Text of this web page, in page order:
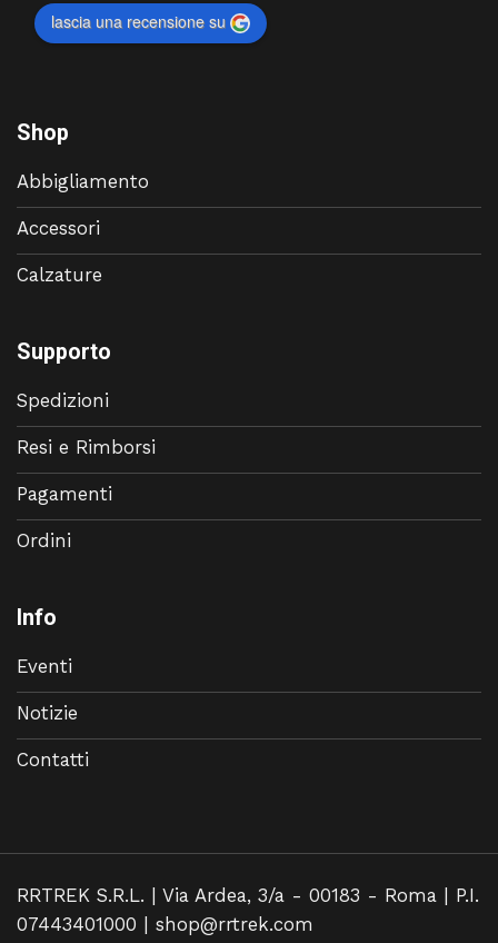
lascia una recensione su
Shop
Abbigliamento
Accessori
Calzature
Supporto
Spedizioni
Resi e Rimborsi
Pagamenti
Ordini
Info
Eventi
Notizie
Contatti
RRTREK S.R.L. | Via Ardea, 3/a - 00183 - Roma | P.I.
07443401000 | shop@rrtrek.com